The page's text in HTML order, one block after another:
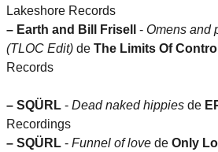
Lakeshore Records
– Earth and Bill Frisell - Omens and
(TLOC Edit) de The Limits Of Control
Records
– SQÜRL - Dead naked hippies de
Recordings
– SQÜRL - Funnel of love de Only